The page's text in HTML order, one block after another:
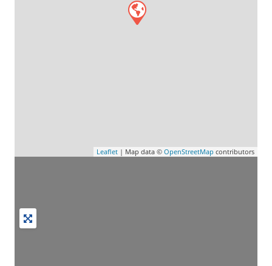
Leaflet | Map data © OpenStreetMap contributors